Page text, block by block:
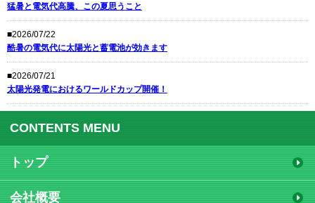
猛暑と電気代高騰、この夏思うこと
■2026/07/22
酷暑の電気代に太陽光と蓄電池が効きます
■2026/07/21
太陽光発電におけるワールドカップ開催！
CONTENTS MENU
トップ
会社概要